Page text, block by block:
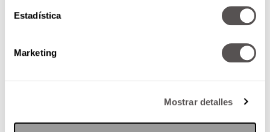
Estadística
Marketing
Mostrar detalles
SEGUIR LEYENDO